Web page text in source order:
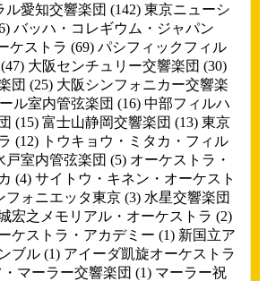
ル愛知交響楽団 (142) 東京ニューシ
バッハ・コレギウム・ジャパン
ケストラ (69) パシフィックフィル
(47) 大阪センチュリー交響楽団 (30)
団 (25) 大阪シンフォニカー交響楽
ル室内管弦楽団 (16) 中部フィルハ
(15) 富士山静岡交響楽団 (13) 東京
(12) トウキョウ・ミタカ・フィル
戸室内管弦楽団 (5) オーケストラ・
(4) サイトウ・キネン・オーケスト
フォニエッタ東京 (3) 水星交響楽団
宏之メモリアル・オーケストラ (2)
ケストラ・アカデミー (1) 新国立ア
ブル (1) アイーダ凱旋オーケストラ
マーラー交響楽団 (1) マーラー祝